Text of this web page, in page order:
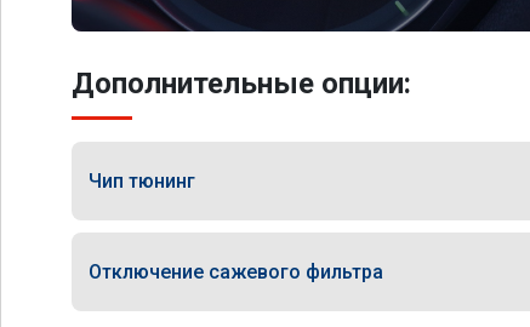
Дополнительные опции:
Чип тюнинг
Отключение сажевого фильтра